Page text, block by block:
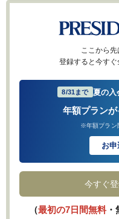
ここから先
登録すると今すぐ
8/31まで 夏の入
年額プランが
※年額プラン
お
今すぐ
（最初の7日間無料・